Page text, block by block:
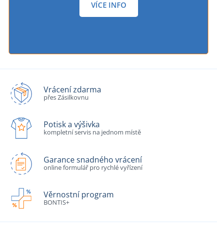
VÍCE INFO
Vrácení zdarma
přes Zásilkovnu
Potisk a výšivka
kompletní servis na jednom místě
Garance snadného vrácení
online formulář pro rychlé vyřízení
Věrnostní program
BONTIS+